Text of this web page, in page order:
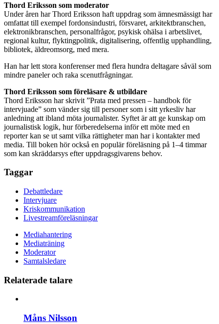
Thord Eriksson som moderator
Under åren har Thord Eriksson haft uppdrag som ämnesmässigt har
omfattat till exempel fordonsindustri, försvaret, arkitektbranschen,
elektronikbranschen, personalfrågor, psykisk ohälsa i arbetslivet,
regional kultur, flyktingpolitik, digitalisering, offentlig upphandling,
bibliotek, äldreomsorg, med mera.
Han har lett stora konferenser med flera hundra deltagare såväl som
mindre paneler och raka scenutfrågningar.
Thord Eriksson som föreläsare & utbildare
Thord Eriksson har skrivit ”Prata med pressen – handbok för
intervjuade” som vänder sig till personer som i sitt yrkesliv har
anledning att ibland möta journalister. Syftet är att ge kunskap om
journalistisk logik, hur förberedelserna inför ett möte med en
reporter kan se ut samt vilka rättigheter man har i kontakter med
media. Till boken hör också en populär föreläsning på 1–4 timmar
som kan skräddarsys efter uppdragsgivarens behov.
Taggar
Debattledare
Intervjuare
Kriskommunikation
Livestreamföreläsningar
Mediahantering
Mediaträning
Moderator
Samtalsledare
Relaterade talare
Måns Nilsson